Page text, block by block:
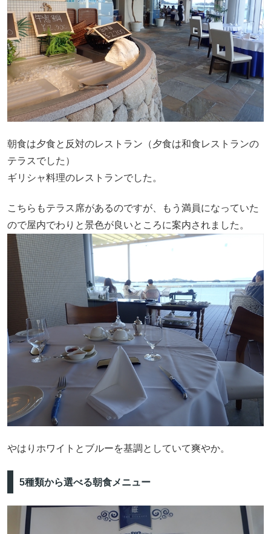
朝食は夕食と反対のレストラン（夕食は和食レストランの
テラスでした）
ギリシャ料理のレストランでした。
こちらもテラス席があるのですが、もう満員になっていた
ので屋内でわりと景色が良いところに案内されました。
やはりホワイトとブルーを基調としていて爽やか。
5種類から選べる朝食メニュー